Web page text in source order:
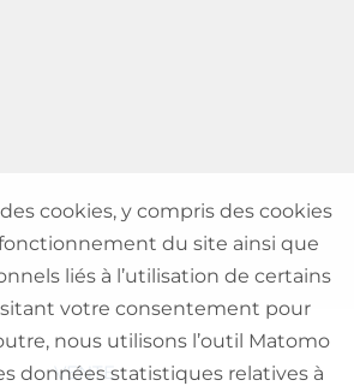
VENTE
cookies, y compris des cookies
du site ainsi que
liés à l’utilisation de certains
votre consentement pour
nous utilisons l’outil Matomo
données statistiques relatives à